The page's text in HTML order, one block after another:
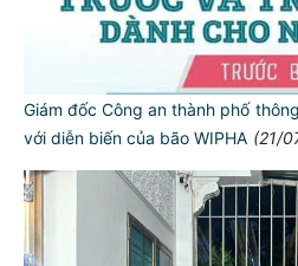
Giám đốc Công an thành phố
với diễn biến của bão WIPHA (21/